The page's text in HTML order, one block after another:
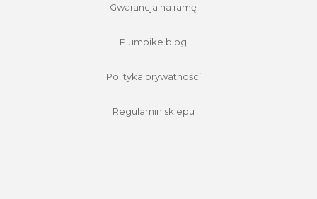
Gwarancja na ramę
Plumbike blog
Polityka prywatności
Regulamin sklepu